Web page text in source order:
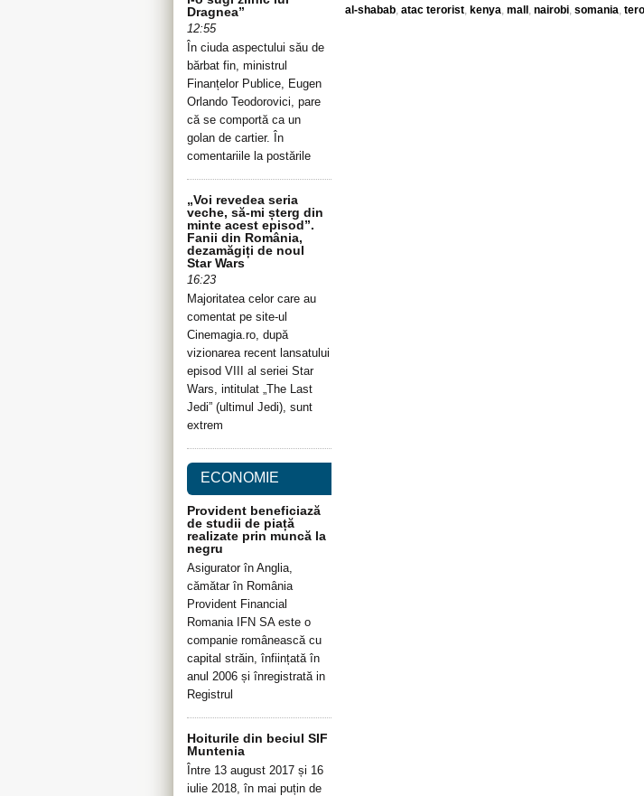
al-shabab, atac terorist, kenya, mall , nairobi, somania,
Dragnea”
12:55
În ciuda aspectului său de
bărbat fin, ministrul
Finanțelor Publice, Eugen
Orlando Teodorovici, pare
că se comportă ca un
golan de cartier. În
comentariile la postările
„Voi revedea seria
veche, să-mi șterg din
minte acest episod”.
Fanii din România,
dezamăgiți de noul
Star Wars
16:23
Majoritatea celor care au
comentat pe site-ul
Cinemagia.ro, după
vizionarea recent lansatului
episod VIII al seriei Star
Wars, intitulat „The Last
Jedi” (ultimul Jedi), sunt
extrem
ECONOMIE
Provident beneficiază
de studii de piață
realizate prin muncă la
negru
Asigurator în Anglia,
cămătar în România
Provident Financial
Romania IFN SA este o
companie românească cu
capital străin, înființată în
anul 2006 și înregistrată in
Registrul
Hoiturile din beciul SIF
Muntenia
Între 13 august 2017 și 16
iulie 2018, în mai puțin de